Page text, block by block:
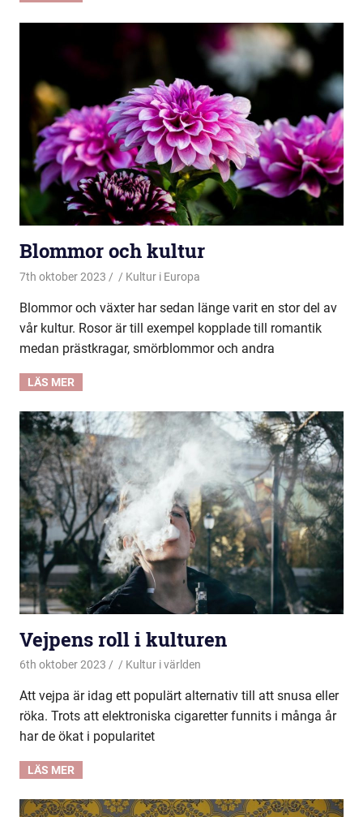
Blommor och kultur
7th oktober 2023 Kultur i Europa
Blommor och växter har sedan länge varit en stor del av
vår kultur. Rosor är till exempel kopplade till romantik
medan prästkragar, smörblommor och andra
Vejpens roll i kulturen
6th oktober 2023 Kultur i världen
Att vejpa är idag ett populärt alternativ till att snusa eller
röka. Trots att elektroniska cigaretter funnits i många år
har de ökat i popularitet